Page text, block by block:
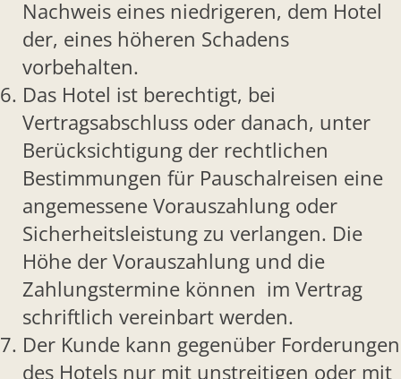
Nachweis eines niedrigeren, dem Hotel
der, eines höheren Schadens
vorbehalten.
Das Hotel ist berechtigt, bei
Vertragsabschluss oder danach, unter
Berücksichtigung der rechtlichen
Bestimmungen für Pauschalreisen eine
angemessene Vorauszahlung oder
Sicherheitsleistung zu verlangen. Die
Höhe der Vorauszahlung und die
Zahlungstermine können im Vertrag
schriftlich vereinbart werden.
Der Kunde kann gegenüber Forderungen
des Hotels nur mit unstreitigen oder mit